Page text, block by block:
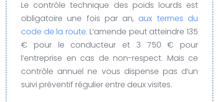
Le contrôle technique des poids lourds est
obligatoire une fois par an,aux termes du
code de la route. L’amende peut atteindre 135
€ pour le conducteur et 3 750 € pour
l’entreprise en cas de non-respect. Mais ce
contrôle annuel ne vous dispense pas d’un
suivi préventif régulier entre deux visites.